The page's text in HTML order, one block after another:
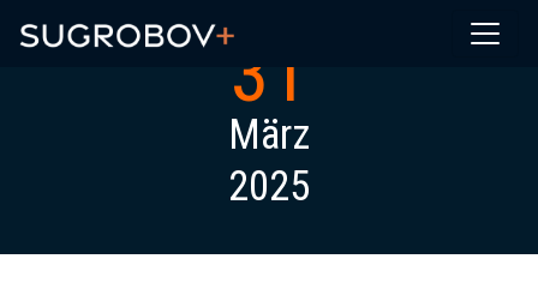
31
März
2025